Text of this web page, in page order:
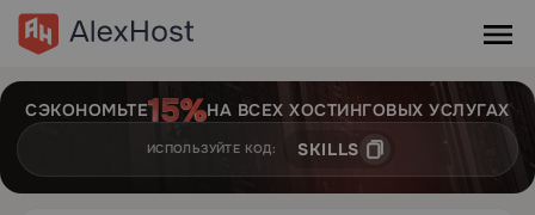
СЭКОНОМЬТЕ НА ВСЕХ ХОСТИНГОВЫХ УСЛУГАХ
ИСПОЛЬЗУЙТЕ КОД: SKILLS